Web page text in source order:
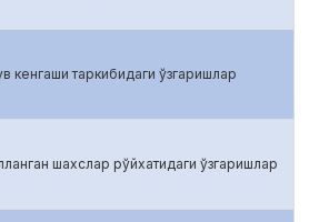
кенгаши таркибидаги ўзгаришлар
шахслар рўйхатидаги ўзгаришлар